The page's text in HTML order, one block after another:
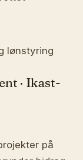
lønstyring
· Ikast-
på